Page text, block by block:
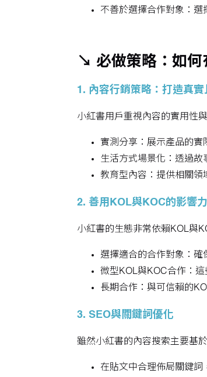
不善於選擇合作對象：選
↘ 必做策略：如何
1. 內容行銷策略：打造真
小紅書用戶重視內容的實用性
實測分享：展示產品的實
生活方式場景化：透過故
教育型內容：提供相關領
2. 善用KOL與KOC的影響力
小紅書的生態非常依賴KOL與
選擇適合的合作對象：確
微型KOL與KOC合作：
長期合作：與可信賴的
3. SEO與關鍵詞優化
雖然小紅書的內容搜索主要基
在貼文中合理佈局關鍵詞